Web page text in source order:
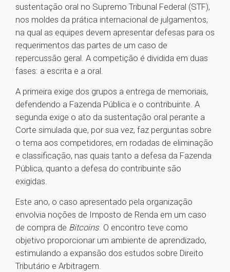
sustentação oral no Supremo Tribunal Federal (STF),
nos moldes da prática internacional de julgamentos,
na qual as equipes devem apresentar defesas para os
requerimentos das partes de um caso de
repercussão geral. A competição é dividida em duas
fases: a escrita e a oral.
A primeira exige dos grupos a entrega de memoriais,
defendendo a Fazenda Pública e o contribuinte. A
segunda exige o ato da sustentação oral perante a
Corte simulada que, por sua vez, faz perguntas sobre
o tema aos competidores, em rodadas de eliminação
e classificação, nas quais tanto a defesa da Fazenda
Pública, quanto a defesa do contribuinte são
exigidas.
Este ano, o caso apresentado pela organização
envolvia noções de Imposto de Renda em um caso
de compra de Bitcoins. O encontro teve como
objetivo proporcionar um ambiente de aprendizado,
estimulando a expansão dos estudos sobre Direito
Tributário e Arbitragem.